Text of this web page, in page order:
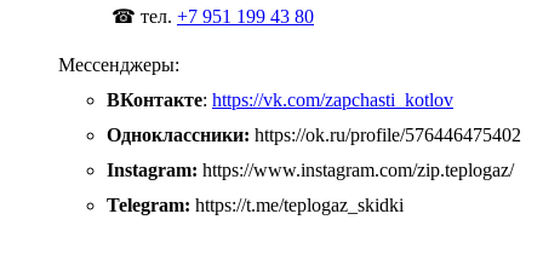
☎ тел. +7 951 199 43 80
Мессенджеры:
ВКонтакте: https://vk.com/zapchasti_kotlov
Одноклассники: https://ok.ru/profile/576446475402
Instagram: https://www.instagram.com/zip.teplogaz/
Telegram: https://t.me/teplogaz_skidki